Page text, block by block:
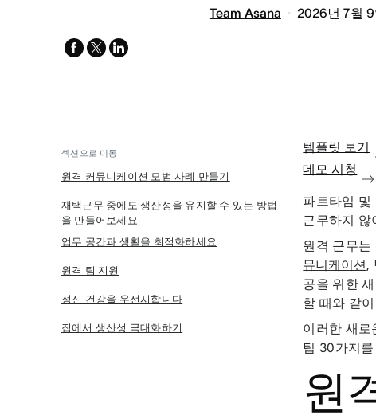
Team Asana 2026년 7월 9
facebook
x-
linkedin
섹션으로 이동
원격 커뮤니케이션 모범 사례 만들기
재택근무 중에도 생산성을 유지할 수 있는 방법
을 만들어보세요
업무 공간과 생활을 최적화하세요
원격 팀 지원
정신 건강을 우선시합니다
집에서 생산성 극대화하기
템플릿 보기
데모 시청
파트타임 및
근무하지 않
원격 근무는
뮤니케이션,
공을 위한
할 때와 같
이러한 새로
팁 30가지
원